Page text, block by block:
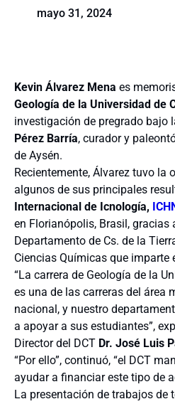
mayo 31, 2024
Kevin Álvarez Mena es
Geología de la Universidad de
investigación de pregrado bajo
Pérez Barría, curador y
de Aysén.
Recientemente, Álvarez tuvo la
algunos de sus principales
Internacional de Icnología,
en Florianópolis, Brasil, gracias
Departamento de Cs. de la
Ciencias Químicas que imparte
“La carrera de Geología de la
es una de las carreras del área
nacional, y nuestro
a apoyar a sus estudiantes”,
Director del DCT Dr. José Luis
“Por ello”, continuó, “el DCT
ayudar a financiar este tipo de
La presentación de trabajos de